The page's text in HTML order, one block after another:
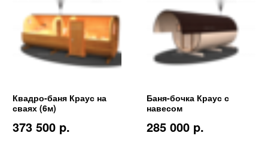
Квадро-баня Краус на
сваях (6м)
373 500 p.
Баня-бочка Краус с
навесом
285 000 p.